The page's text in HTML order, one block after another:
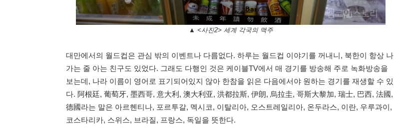
▲ <사진2> 세계 각국의 맥주
대만에서의 월드컵은 관심 밖의 이벤트나 다름없다. 하루는 월드컵 이야기를 꺼내니, 북한이 항상 나
가는 줄 아는 친구도 있었다. 그래도 다행인 것은 케이블TV에서 매 경기를 방송해 주로 녹화방송을
보는데, 나라 이름이 영어로 표기되어있지 않아 한참을 읽은 다음에서야 원하는 경기를 재생할 수 있
다. 阿根廷, 葡萄牙, 墨西哥, 意大利, 澳大利亚, 洪都拉斯, 伊朗, 烏拉圭, 哥斯大黎加, 瑞士, 巴西, 法國,
德國라는 말은 아르헨티나, 포르투갈, 멕시코, 이탈리아, 오스트레일리아, 온두라스, 이란, 우루과이,
코스타리카, 스위스, 브라질, 프랑스, 독일을 뜻한다.